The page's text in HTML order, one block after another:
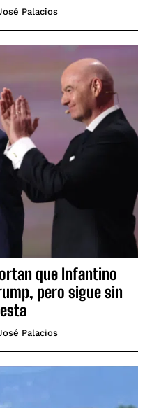
Palacios
que Infantino
pero sigue sin
Palacios